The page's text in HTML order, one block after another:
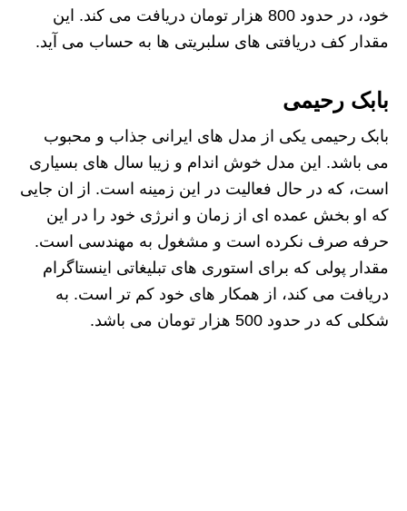
خود، در حدود 800 هزار تومان دریافت می کند. این
مقدار کف دریافتی های سلبریتی ها به حساب می آید.
بابک رحیمی
بابک رحیمی یکی از مدل های ایرانی جذاب و محبوب
می باشد. این مدل خوش اندام و زیبا سال های بسیاری
است، که در حال فعالیت در این زمینه است. از ان جایی
که او بخش عمده ای از زمان و انرژی خود را در این
حرفه صرف نکرده است و مشغول به مهندسی است.
مقدار پولی که برای استوری های تبلیغاتی اینستاگرام
دریافت می کند، از همکار های خود کم تر است. به
شکلی که در حدود 500 هزار تومان می باشد.